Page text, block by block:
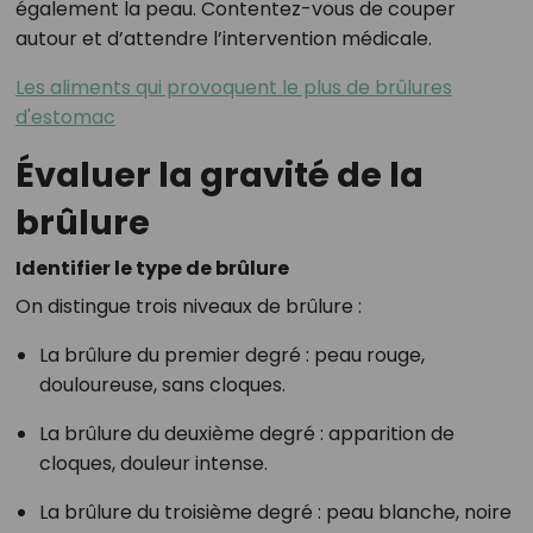
également la peau. Contentez-vous de couper
autour et d’attendre l’intervention médicale.
Les aliments qui provoquent le plus de brûlures
d'estomac
Évaluer la gravité de la
brûlure
Identifier le type de brûlure
On distingue trois niveaux de brûlure :
La brûlure du premier degré : peau rouge,
douloureuse, sans cloques.
La brûlure du deuxième degré : apparition de
cloques, douleur intense.
La brûlure du troisième degré : peau blanche, noire